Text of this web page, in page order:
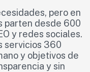
pero en
parten desde 600
y redes sociales.
servicios 360
y objetivos de
y sin